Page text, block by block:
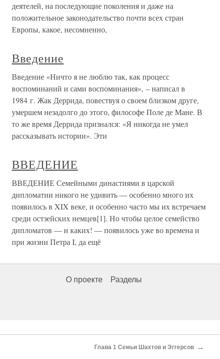
деятелей, на последующие поколения и даже на
положительное законодательство почти всех стран
Европы, какое, несомненно,
Введение
Введение «Ничто я не люблю так, как процесс
воспоминаний и сами воспоминания», – написал в
1984 г. Жак Деррида, повествуя о своем близком друге,
умершем незадолго до этого, философе Поле де Мане. В
то же время Деррида признался: «Я никогда не умел
рассказывать истории». Эти
ВВЕДЕНИЕ
ВВЕДЕНИЕ Семейными династиями в царской
дипломатии никого не удивить — особенно много их
появилось в XIX веке, и особенно часто мы их встречаем
среди остзейских немцев[1]. Но чтобы целое семейство
дипломатов — и каких! — появилось уже во времена и
при жизни Петра I, да ещё
О проекте Разделы
Глава 1 Семьи Шахтов и Эггерсов →